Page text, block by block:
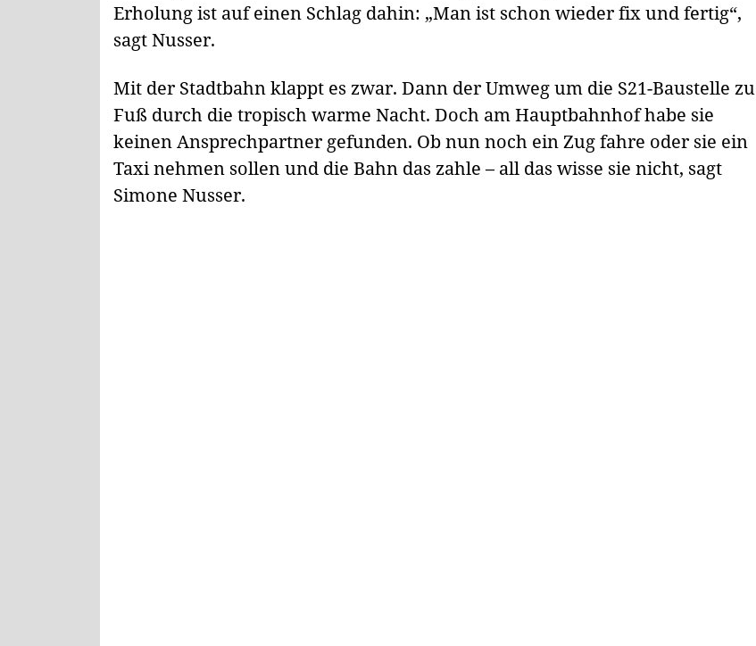
Erholung ist auf einen Schlag dahin: „Man ist schon wieder fix und fertig“,
sagt Nusser.
Mit der Stadtbahn klappt es zwar. Dann der Umweg um die S21-Baustelle zu
Fuß durch die tropisch warme Nacht. Doch am Hauptbahnhof habe sie
keinen Ansprechpartner gefunden. Ob nun noch ein Zug fahre oder sie ein
Taxi nehmen sollen und die Bahn das zahle – all das wisse sie nicht, sagt
Simone Nusser.